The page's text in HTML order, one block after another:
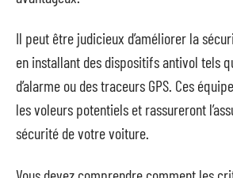
Il peut être judicieux d’améliorer la
en installant des dispositifs antivol tels
d’alarme ou des traceurs GPS. Ces
les voleurs potentiels et rassureront
sécurité de votre voiture.